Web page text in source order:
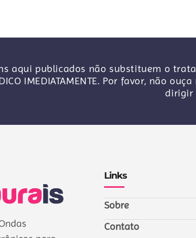
aqui publicados não substituem o
IMEDIATAMENTE. Por favor, não
dirigir
Links
Sobre
Contato